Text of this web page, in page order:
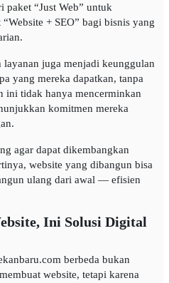
paket “Just Web” untuk
+ SEO” bagi bisnis yang
layanan juga menjadi keunggulan
yang mereka dapatkan, tanpa
ini tidak hanya mencerminkan
komitmen mereka
agar dapat dikembangkan
website yang dibangun bisa
ulang dari awal — efisien
Ini Solusi Digital
berbeda bukan
website, tetapi karena